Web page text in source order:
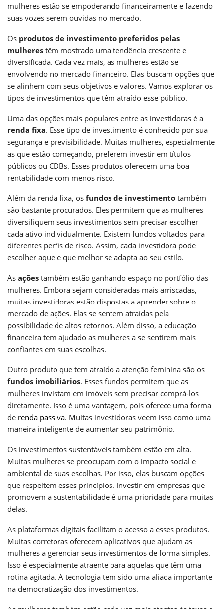
mulheres estão se empoderando financeiramente e fazendo
suas vozes serem ouvidas no mercado.
Os produtos de investimento preferidos pelas
mulheres têm mostrado uma tendência crescente e
diversificada. Cada vez mais, as mulheres estão se
envolvendo no mercado financeiro. Elas buscam opções que
se alinhem com seus objetivos e valores. Vamos explorar os
tipos de investimentos que têm atraído esse público.
Uma das opções mais populares entre as investidoras é a
renda fixa. Esse tipo de investimento é conhecido por sua
segurança e previsibilidade. Muitas mulheres, especialmente
as que estão começando, preferem investir em títulos
públicos ou CDBs. Esses produtos oferecem uma boa
rentabilidade com menos risco.
Além da renda fixa, os fundos de investimento também
são bastante procurados. Eles permitem que as mulheres
diversifiquem seus investimentos sem precisar escolher
cada ativo individualmente. Existem fundos voltados para
diferentes perfis de risco. Assim, cada investidora pode
escolher aquele que melhor se adapta ao seu estilo.
As ações também estão ganhando espaço no portfólio das
mulheres. Embora sejam consideradas mais arriscadas,
muitas investidoras estão dispostas a aprender sobre o
mercado de ações. Elas se sentem atraídas pela
possibilidade de altos retornos. Além disso, a educação
financeira tem ajudado as mulheres a se sentirem mais
confiantes em suas escolhas.
Outro produto que tem atraído a atenção feminina são os
fundos imobiliários. Esses fundos permitem que as
mulheres invistam em imóveis sem precisar comprá-los
diretamente. Isso é uma vantagem, pois oferece uma forma
de renda passiva. Muitas investidoras veem isso como uma
maneira inteligente de aumentar seu patrimônio.
Os investimentos sustentáveis também estão em alta.
Muitas mulheres se preocupam com o impacto social e
ambiental de suas escolhas. Por isso, elas buscam opções
que respeitem esses princípios. Investir em empresas que
promovem a sustentabilidade é uma prioridade para muitas
delas.
As plataformas digitais facilitam o acesso a esses produtos.
Muitas corretoras oferecem aplicativos que ajudam as
mulheres a gerenciar seus investimentos de forma simples.
Isso é especialmente atraente para aquelas que têm uma
rotina agitada. A tecnologia tem sido uma aliada importante
na democratização dos investimentos.